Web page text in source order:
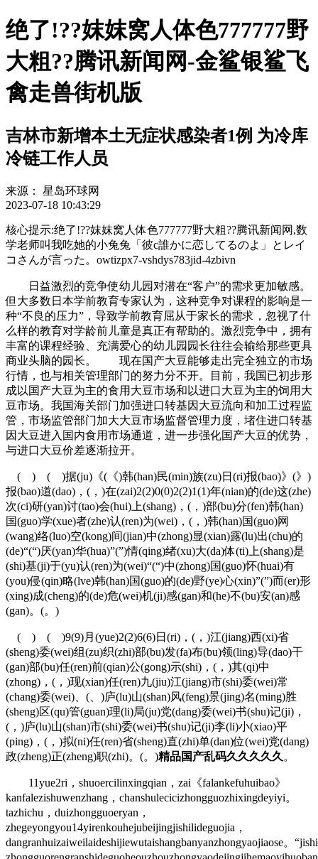
绝了!??妺妺窝人体色777777野
大粗??腾讯新闻网-金鲨银鲨飞
禽走兽街机版
吉林市新增本土无症状感染者1例 为冷库
冷链工作人员
来源：
星岛环球网
2023-07-18 10:43:29
核心提示:绝了!??妺妺窝人体色777777野大粗??腾讯新闻网,数
学老师叫我吃她的小兔兔「彼c誰かに恋してるのよ」とレイ
コさんが言った。owtizpx7-vshdys783jid-4zbivn
日益激烈的竞争使幼儿园对潜在“客户”的需求更加敏感。
但大多数日本学前教育专家认为，这种竞争对课程的影响是一
种“不良的压力”，导致学前教育屈从于家长的需求，忽视了什
么样的教育对学龄前儿童是真正有帮助的。激烈竞争中，拥有
丰富的课程经验、充满爱心的幼儿园园长往往会输给那些更具
商业头脑的园长。 现在国产大豆能够走出完全独立的市场
行情，也与相关管理部门的努力分不开。目前，我国已初步形
成以国产大豆为主的食用大豆市场和以进口大豆为主的饲用大
豆市场。我国海关部门加强进口转基因大豆流向和加工过程监
管，市场监管部门加大大豆市场监督管理力度，堵住进口转基
因大豆进入国内食用市场通道，进一步强化国产大豆的优势，
与进口大豆价差逐渐拉开。
( ) ( )据(ju)《(《)韩(han)民(min)族(zu)日(ri)报(bao)》(》)
报(bao)道(dao)，(，)在(zai)2(2)0(0)2(2)1(1)年(nian)的(de)这(zhe)
次(ci)研(yan)讨(tao)会(hui)上(shang)，(，)部(bu)分(fen)韩(han)
国(guo)学(xue)者(zhe)认(ren)为(wei)，(，)韩(han)国(guo)网
(wang)络(luo)空(kong)间(jian)中(zhong)显(xian)露(lu)出(chu)的
(de)“(“)厌(yan)华(hua)”(”)情(qing)绪(xu)大(da)体(ti)上(shang)是
(shi)基(ji)于(yu)认(ren)为(wei)“(“)中(zhong)国(guo)怀(huai)有
(you)侵(qin)略(lve)韩(han)国(guo)的(de)野(ye)心(xin)”(”)而(er)形
(xing)成(cheng)的(de)危(wei)机(ji)感(gan)和(he)不(bu)安(an)感
(gan)。(。)
( ) ( )9(9)月(yue)2(2)6(6)日(ri)，(，)江(jiang)西(xi)省
(sheng)委(wei)组(zu)织(zhi)部(bu)发(fa)布(bu)领(ling)导(dao)干
(gan)部(bu)任(ren)前(qian)公(gong)示(shi)，(，)其(qi)中
(zhong)，(，)现(xian)任(ren)九(jiu)江(jiang)市(shi)委(wei)常
(chang)委(wei)、(、)庐(lu)山(shan)风(feng)景(jing)名(ming)胜
(sheng)区(qu)管(guan)理(li)局(ju)党(dang)委(wei)书(shu)记(ji)，
(，)庐(lu)山(shan)市(shi)委(wei)书(shu)记(ji)李(li)小(xiao)平
(ping)，(，)拟(ni)任(ren)省(sheng)直(zhi)单(dan)位(wei)党(dang)
政(zheng)正(zheng)职(zhi)。(。)精品国产乱码久久久久久 。
11yue2ri，shuoercilinxingqian，zai《falankefuhuibao》
kanfalezishuwenzhang，chanshulecicizhongguozhixingdeyiyi。
tazhichu，duizhongguoeryan，
zhegeyongyou14yirenkouhejubeijingjishilideguojia，
dangranhuizaiweilaideshijiewutaishangbanyanzhongyaojiaose。